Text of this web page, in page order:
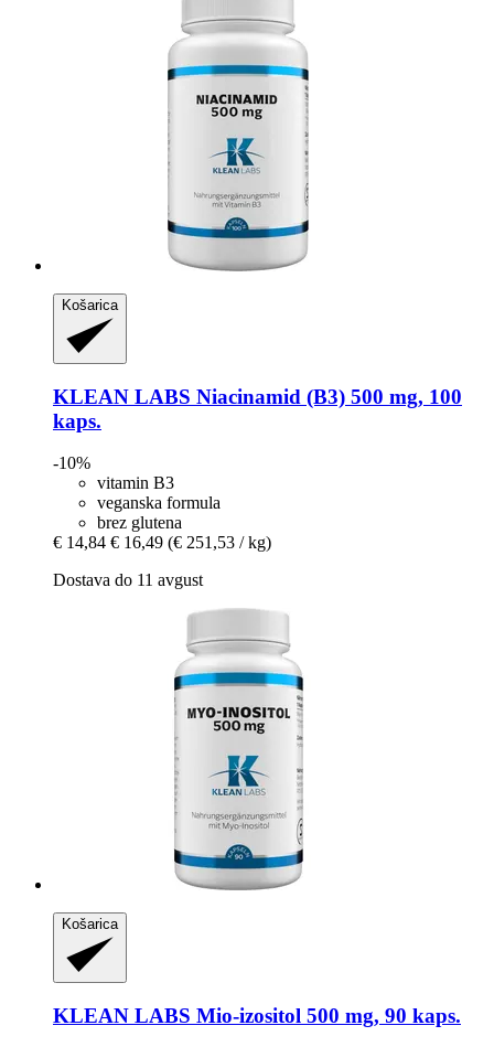
Košarica
KLEAN LABS Niacinamid (B3) 500 mg, 100
kaps.
-10%
vitamin B3
veganska formula
brez glutena
€ 14,84 € 16,49 (€ 251,53 / kg)
Dostava do 11 avgust
Košarica
KLEAN LABS Mio-​izositol 500 mg, 90 kaps.